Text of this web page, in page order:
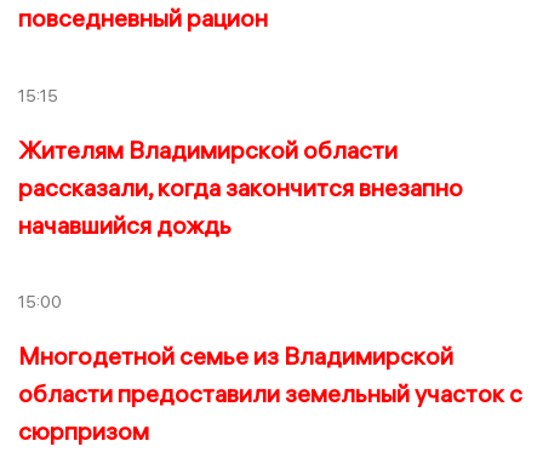
повседневный рацион
15:15
Жителям Владимирской области
рассказали, когда закончится внезапно
начавшийся дождь
15:00
Многодетной семье из Владимирской
области предоставили земельный участок с
сюрпризом